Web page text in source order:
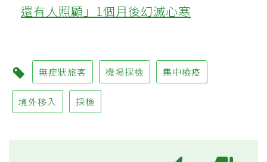
還有人照顧」1個月後幻滅心寒
無症狀旅客 機場採檢 集中檢疫
境外移入 採檢